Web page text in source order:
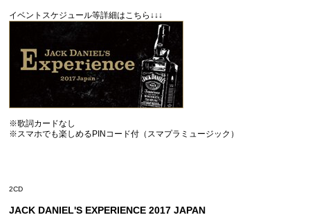
イベントスケジュール等詳細はこちら↓↓↓
※歌詞カードなし
※スマホでも楽しめるPINコード付（スマプラミュージック）
2CD
JACK DANIEL'S EXPERIENCE 2017 JAPAN